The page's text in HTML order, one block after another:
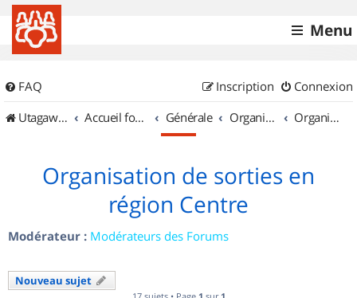
Menu
FAQ Connexion
Inscription
UtagawaVTT (Randos VTT et VTTAE avec traces GPS)
Accueil forum Générale Organisation de sorties & Recherche de partenaires Organisation de sorties en région Centre
Organisation de sorties en
région Centre
Modérateur : Modérateurs des Forums
Nouveau sujet